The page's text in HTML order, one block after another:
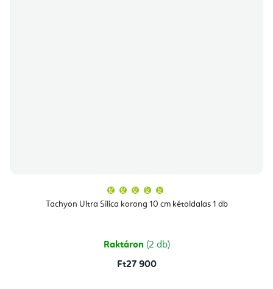
Tachyon Ultra Silica korong 10 cm kétoldalas 1 db
átlagos
értékelése
csillag.
Raktáron (2 db)
Ft27 900